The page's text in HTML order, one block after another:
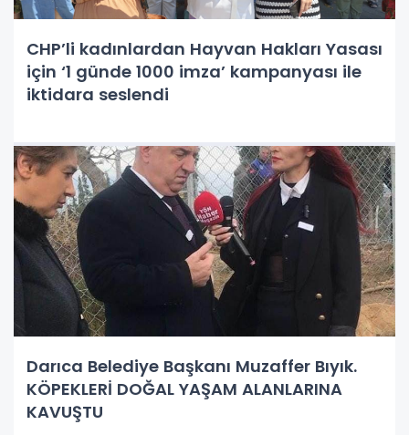
CHP’li kadınlardan Hayvan Hakları Yasası
için ‘1 günde 1000 imza’ kampanyası ile
iktidara seslendi
Darıca Belediye Başkanı Muzaffer Bıyık.
KÖPEKLERİ DOĞAL YAŞAM ALANLARINA
KAVUŞTU